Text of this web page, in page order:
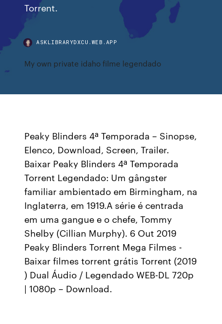
Torrent.
ASKLIBRARYDXCU.WEB.APP
My own private idaho filme legendado
Peaky Blinders 4ª Temporada – Sinopse,
Elenco, Download, Screen, Trailer.
Baixar Peaky Blinders 4ª Temporada
Torrent Legendado: Um gângster
familiar ambientado em Birmingham, na
Inglaterra, em 1919.A série é centrada
em uma gangue e o chefe, Tommy
Shelby (Cillian Murphy). 6 Out 2019
Peaky Blinders Torrent Mega Filmes -
Baixar filmes torrent grátis Torrent (2019
) Dual Áudio / Legendado WEB-DL 720p
| 1080p – Download.